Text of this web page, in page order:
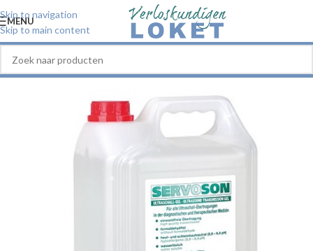
Skip to navigation
Skip to main content
MENU